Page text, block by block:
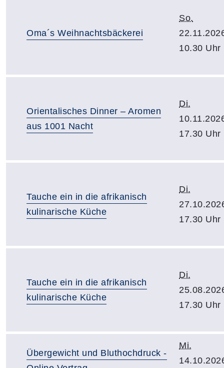
Oma´s Weihnachtsbäckerei
So.
10.30 Uhr
Orientalisches Dinner – Aromen
aus 1001 Nacht
Di.
17.30 Uhr
Tauche ein in die afrikanisch
kulinarische Küche
Di.
17.30 Uhr
Tauche ein in die afrikanisch
kulinarische Küche
Di.
17.30 Uhr
Übergewicht und Bluthochdruck -
Mi.